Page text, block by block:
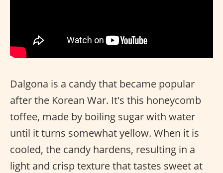
Dalgona is a candy that became popular
after the Korean War. It's this honeycomb
toffee, made by boiling sugar with water
until it turns somewhat yellow. When it is
cooled, the candy hardens, resulting in a
light and crisp texture that tastes sweet at